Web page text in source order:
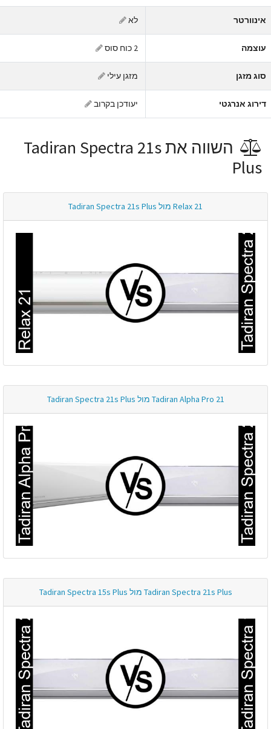
לא
מזגן מזגן עילי
אנרגטי יעודכן בקרוב
השווה את Tadiran Spectra 21s
Plus
Relax 21 מול Tadiran Spectra 21s Plus
Tadiran Alpha Pro 21 מול Tadiran Spectra 21s Plus
Tadiran Spectra 21s Plus מול Tadiran Spectra 15s Plus